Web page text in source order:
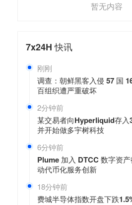
暂无内容
7x24H快讯
刚刚
调查：朝鲜黑客入侵 57 国
百组织遭严重破坏
2分钟前
某交易者向Hyperliquid存入
并开始做多宇树科技
6分钟前
Plume 加入 DTCC 数字资
动代币化服务创新
18分钟前
费城半导体指数开盘下跌